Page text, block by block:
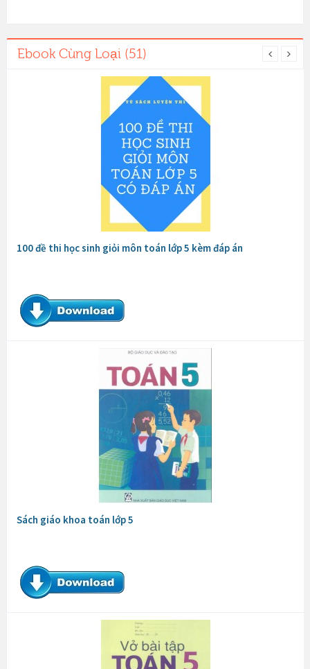
Ebook Cùng Loại (51)
100 đề thi học sinh giỏi môn toán lớp 5 kèm đáp án
Sách giáo khoa toán lớp 5